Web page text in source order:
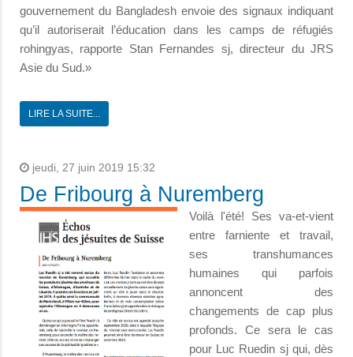
gouvernement du Bangladesh envoie des signaux indiquant
qu’il autoriserait l’éducation dans les camps de réfugiés
rohingyas, rapporte Stan Fernandes sj, directeur du JRS
Asie du Sud.»
LIRE LA SUITE...
jeudi, 27 juin 2019 15:32
De Fribourg à Nuremberg
Voilà l'été! Ses va-et-vient
entre farniente et travail,
ses transhumances
humaines qui parfois
annoncent des
changements de cap plus
profonds. Ce sera le cas
pour Luc Ruedin sj qui, dès